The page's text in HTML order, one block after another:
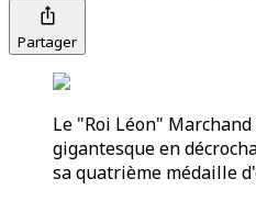
Partager
Le "Roi Léon"
gigantesque en
sa quatrième médaille